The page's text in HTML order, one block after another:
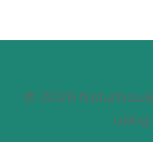
© 2026
using